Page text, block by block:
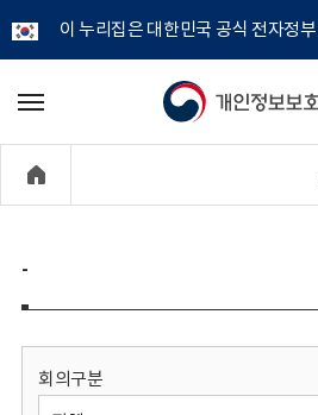
이 누리집은 대한민국 공식 전자정
개
정
보
메
기
-
회의구분